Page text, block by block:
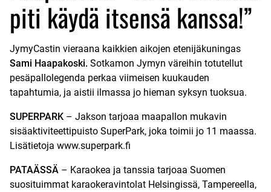
piti käydä itsensä kanssa!”
JymyCastin vieraana kaikkien aikojen etenijäkuningas
Sami Haapakoski. Sotkamon Jymyn väreihin totutellut
pesäpallolegenda perkaa viimeisen kuukauden
tapahtumia, ja aistii ilmassa jo hieman syksyn tuoksua.
SUPERPARK – Jakson tarjoaa maapallon mukavin
sisäaktiviteettipuisto SuperPark, joka toimii jo 11 maassa.
Lisätietoja ⁠⁠www.superpark.fi⁠⁠
PATAÄSSÄ – Karaokea ja tanssia tarjoaa Suomen
suosituimmat karaokeravintolat Helsingissä, Tampereella,